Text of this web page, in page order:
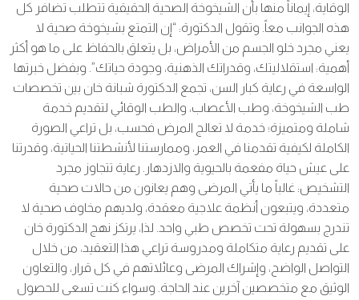
الوقاية، إيماناً منها بأن الشيخوخة الصحية الحقيقية تتطلب تضافر كل
هذه الجوانب معاً. وتقول الدكتورة: “إن التمتع بشيخوخة صحية لا
يعني مجرد خلو الجسم من الأمراض، بل يتعلق بالحفاظ على ما هو أكثر
أهمية: استقلاليتك، وقدراتك الذهنية، وجودة حياتك”. وبفضل خبرتها
الواسعة في رعاية كبار السن، تجمع الدكتورة شبانة خان بين تخصصات
طب الشيخوخة، وطب الأعصاب، والطب الوقائي لتقديم خدمة
شاملة ومتميزة؛ خدمة لا تعالج المرض فحسب، بل تراعي الصورة
الكاملة لكيفية تقدمنا ​​في العمر، وممارستنا لأنشطتنا الحياتية، وقدرتنا
على عيش حياة مفعمة بالحيوية والازدهار. رعاية تتجاوز مجرد
التشخيص: غالباً ما يأتي المرضى وهم يعانون من حالات صحية
متعددة، ويتبعون أنظمة علاجية معقدة، ولديهم مخاوف صحية لا
تندرج بسهولة تحت تخصص طبي واحد. لذا، يرتكز نهج الدكتورة خان
على تقديم رعاية متكاملة ومدروسة تراعي هذا التعقيد، من خلال
التواصل الواضح، وإشراك المرضى وعائلاتهم في كل قرار، والتعاون
الوثيق مع متخصصين آخرين عند الحاجة. وسواء كنت تسعى للحصول